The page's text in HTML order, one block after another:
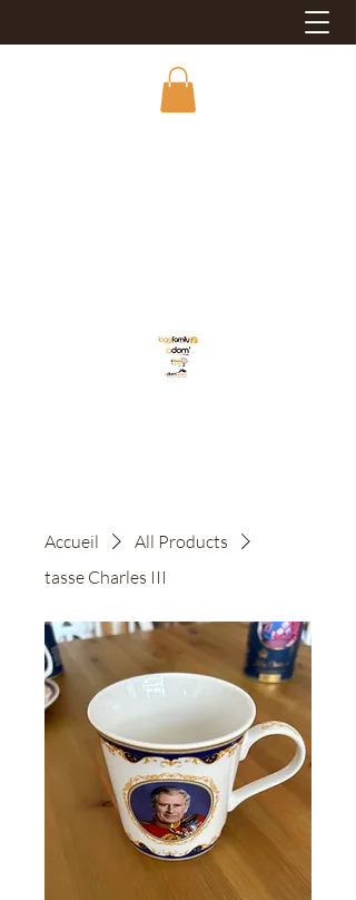
Accueil
All Products
tasse Charles III